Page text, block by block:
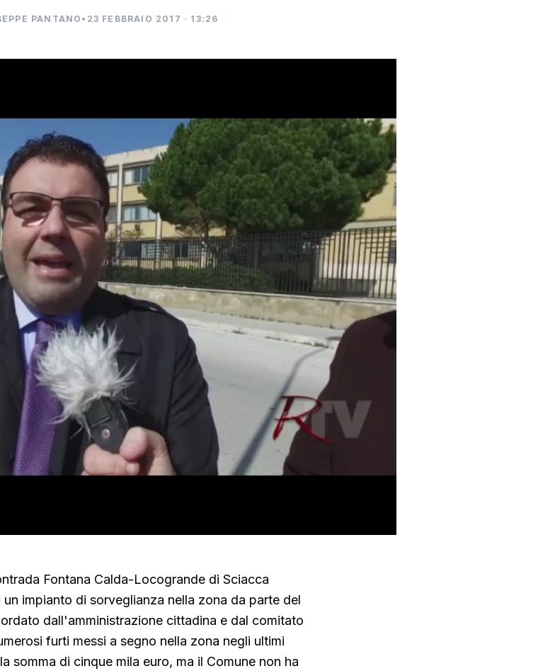
PANTANO• 23 FEBBRAIO 2017 · 13:26
Fontana Calda-Locogrande di Sciacca
impianto di sorveglianza nella zona da parte del
dall'amministrazione cittadina e dal comitato
furti messi a segno nella zona negli ultimi
somma di cinque mila euro, ma il Comune non ha